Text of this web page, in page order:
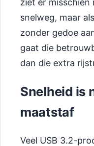
ziet er misschien
snelweg, maar
zonder gedoe
gaat die
dan die extra
Snelheid is
maatstaf
Veel USB 3.2-